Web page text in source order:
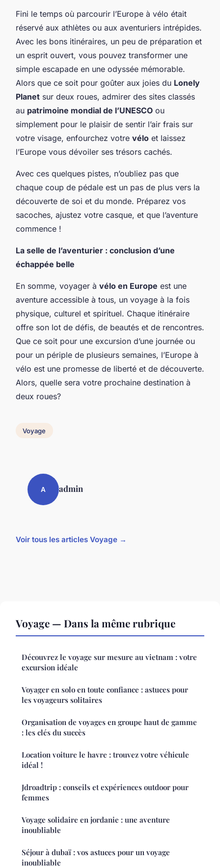
Fini le temps où parcourir l’Europe à vélo était
réservé aux athlètes ou aux aventuriers intrépides.
Avec les bons itinéraires, un peu de préparation et
un esprit ouvert, vous pouvez transformer une
simple escapade en une odyssée mémorable.
Alors que ce soit pour goûter aux joies du Lonely
Planet sur deux roues, admirer des sites classés
au patrimoine mondial de l’UNESCO ou
simplement pour le plaisir de sentir l’air frais sur
votre visage, enfourchez votre vélo et laissez
l’Europe vous dévoiler ses trésors cachés.
Avec ces quelques pistes, n’oubliez pas que
chaque coup de pédale est un pas de plus vers la
découverte de soi et du monde. Préparez vos
sacoches, ajustez votre casque, et que l’aventure
commence !
La selle de l’aventurier : conclusion d’une
échappée belle
En somme, voyager à vélo en Europe est une
aventure accessible à tous, un voyage à la fois
physique, culturel et spirituel. Chaque itinéraire
offre son lot de défis, de beautés et de rencontres.
Que ce soit pour une excursion d’une journée ou
pour un périple de plusieurs semaines, l’Europe à
vélo est une promesse de liberté et de découverte.
Alors, quelle sera votre prochaine destination à
deux roues?
Voyage
A admin
Voir tous les articles Voyage →
Voyage — Dans la même rubrique
Découvrez le voyage sur mesure au vietnam : votre
excursion idéale
Voyager en solo en toute confiance : astuces pour
les voyageurs solitaires
Organisation de voyages en groupe haut de gamme
: les clés du succès
Location voiture le havre : trouvez votre véhicule
idéal !
Jdroadtrip : conseils et expériences outdoor pour
femmes
Voyage solidaire en jordanie : une aventure
inoubliable
Séjour à dubaï : vos astuces pour un voyage
inoubliable